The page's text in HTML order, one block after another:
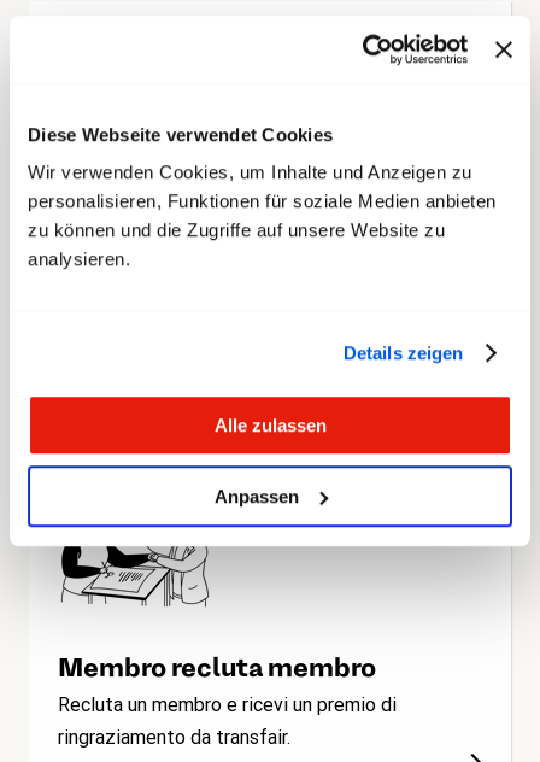
Diese Webseite verwendet Cookies
Wir verwenden Cookies, um Inhalte und Anzeigen zu
personalisieren, Funktionen für soziale Medien anbieten
zu können und die Zugriffe auf unsere Website zu
analysieren.
Details zeigen
Alle zulassen
Anpassen
Partecipa in seno alla tua
categoria
Membro recluta membro
Recluta un membro e ricevi un premio di
ringraziamento da transfair.